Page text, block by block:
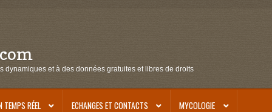
et à des données gratuites et libres de droits
TEMPS RÉEL ECHANGES ET CONTACTS MYCOLOGIE